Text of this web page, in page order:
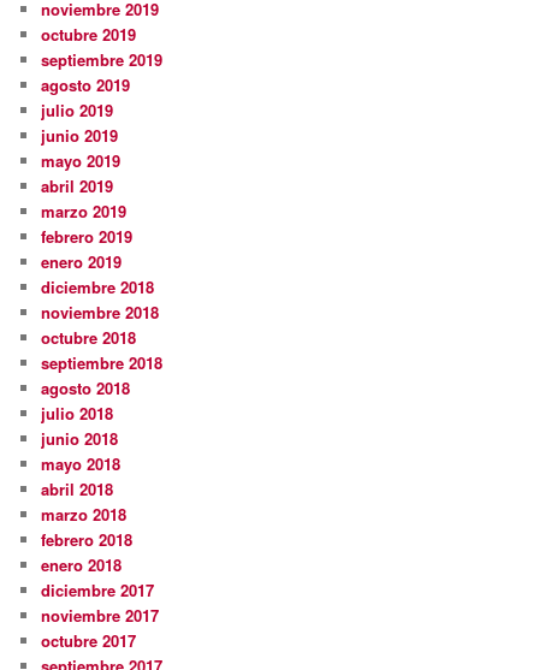
noviembre 2019
octubre 2019
septiembre 2019
agosto 2019
julio 2019
junio 2019
mayo 2019
abril 2019
marzo 2019
febrero 2019
enero 2019
diciembre 2018
noviembre 2018
octubre 2018
septiembre 2018
agosto 2018
julio 2018
junio 2018
mayo 2018
abril 2018
marzo 2018
febrero 2018
enero 2018
diciembre 2017
noviembre 2017
octubre 2017